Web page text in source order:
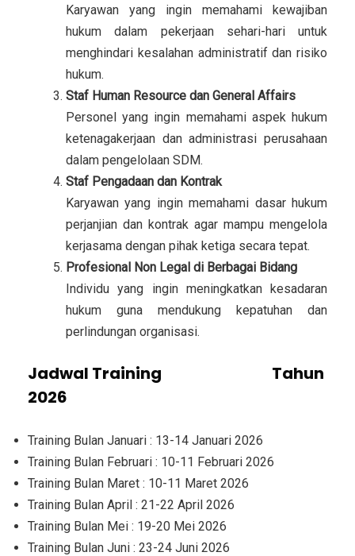
Karyawan yang ingin memahami kewajiban
hukum dalam pekerjaan sehari-hari untuk
menghindari kesalahan administratif dan risiko
hukum.
Staf Human Resource dan General Affairs
Personel yang ingin memahami aspek hukum
ketenagakerjaan dan administrasi perusahaan
dalam pengelolaan SDM.
Staf Pengadaan dan Kontrak
Karyawan yang ingin memahami dasar hukum
perjanjian dan kontrak agar mampu mengelola
kerjasama dengan pihak ketiga secara tepat.
Profesional Non Legal di Berbagai Bidang
Individu yang ingin meningkatkan kesadaran
hukum guna mendukung kepatuhan dan
perlindungan organisasi.
Jadwal Training
Tahun
2026
Training Bulan Januari : 13-14 Januari 2026
Training Bulan Februari : 10-11 Februari 2026
Training Bulan Maret : 10-11 Maret 2026
Training Bulan April : 21-22 April 2026
Training Bulan Mei : 19-20 Mei 2026
Training Bulan Juni : 23-24 Juni 2026